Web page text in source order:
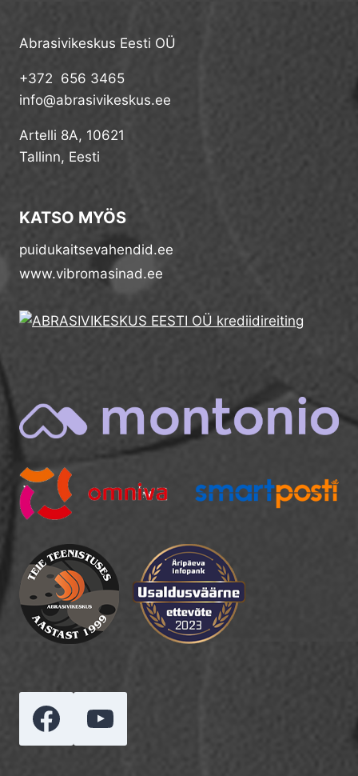
Abrasivikeskus Eesti OÜ
+372 656 3465
info@abrasivikeskus.ee
Artelli 8A, 10621
Tallinn, Eesti
KATSO MYÖS
puidukaitsevahendid.ee
www.vibromasinad.ee